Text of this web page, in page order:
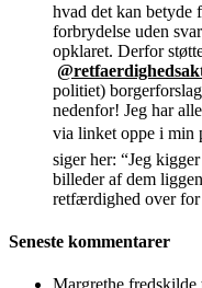
hvad det kan betyde
forbrydelse uden
opklaret. Derfor
politiet)
nedenfor! Jeg har
via linket oppe i
siger her: “Jeg
billeder af dem
retfærdighed over for
Seneste kommentarer